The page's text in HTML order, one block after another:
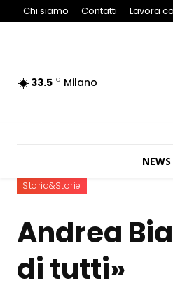
Chi siamo Contatti Lavora
33.5 C Milano
NEWS
Storia&Storie
Andrea
di tutti»